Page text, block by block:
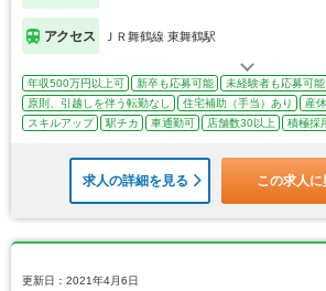
アクセス ＪＲ舞鶴線 東舞鶴駅
年収500万円以上可 新卒も応募可能
未経験者も応募可能
原則、引越しを伴う転勤なし
住宅補助（手当）あり
産
スキルアップ
駅チカ 車通勤可 店舗数30以上 積極採
求人の詳細を見る この求人
更新日：2021年4月6日